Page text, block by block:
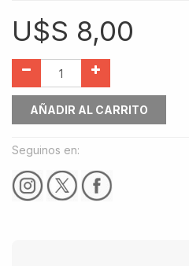
U$S 8,00
AÑADIR AL CARRITO
Seguinos en: